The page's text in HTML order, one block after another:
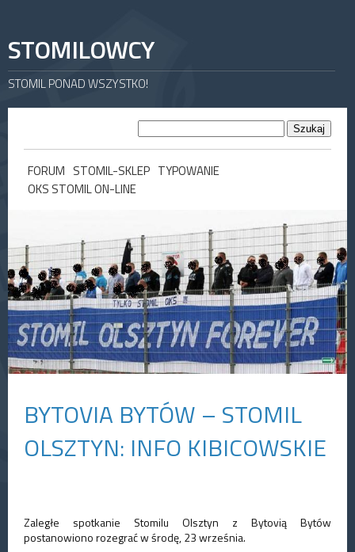
STOMILOWCY
STOMIL PONAD WSZYSTKO!
FORUM STOMIL-SKLEP TYPOWANIE
OKS STOMIL ON-LINE
BYTOVIA BYTÓW – STOMIL
OLSZTYN: INFO KIBICOWSKIE
Zaległe spotkanie Stomilu Olsztyn z Bytovią Bytów
postanowiono rozegrać w środę, 23 września.